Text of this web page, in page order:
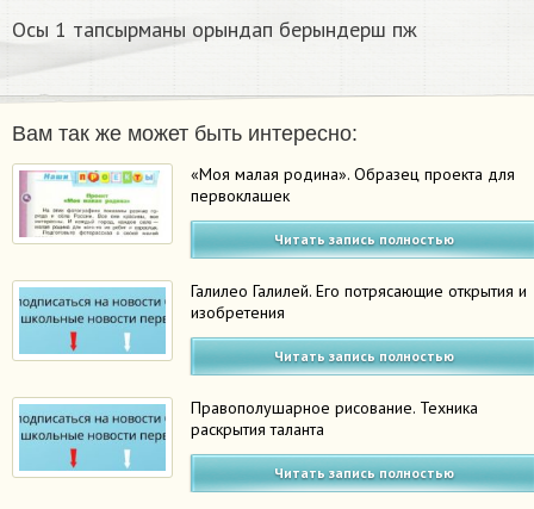
Осы 1 тапсырманы орындап берындерш пж​
Вам так же может быть интересно:
«Моя малая родина». Образец проекта для
первоклашек
Читать запись полностью
Галилео Галилей. Его потрясающие открытия и
изобретения
Читать запись полностью
Правополушарное рисование. Техника
раскрытия таланта
Читать запись полностью